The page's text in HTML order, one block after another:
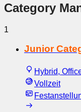
Category
1
Junior
Hybrid,
Vollzeit